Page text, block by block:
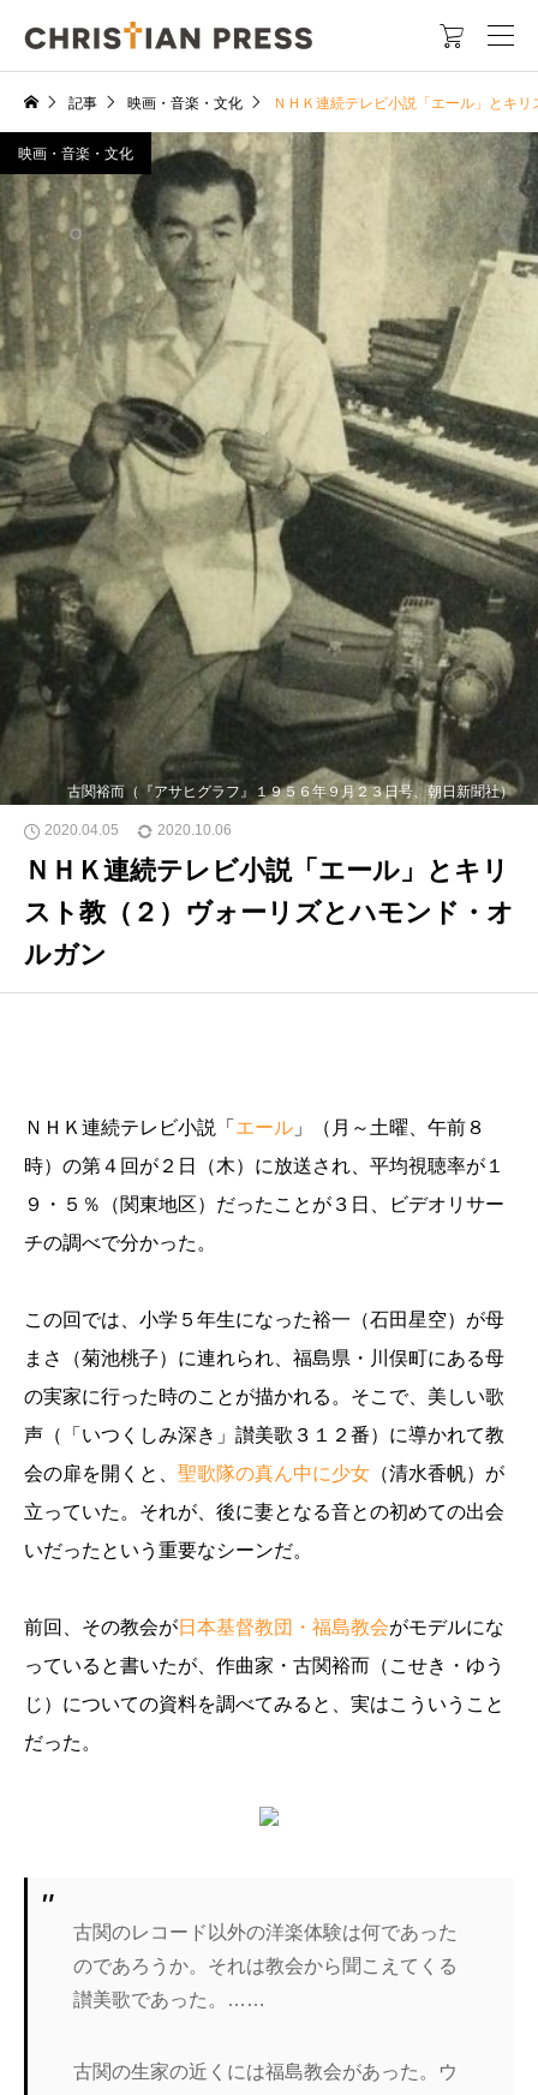

記事 映画・音楽・文化 ＮＨＫ連続テレビ小説「エール」とキ
古関裕而（『アサヒグラフ』１９５６年９月２３日号、朝日新聞社）
映画・音楽・文化
2020.04.05 2020.10.06
ＮＨＫ連続テレビ小説「エール」とキリ
スト教（２）ヴォーリズとハモンド・オ
ルガン
ＮＨＫ連続テレビ小説「 エール 」（月～土曜、午前８
時）の第４回が２日（木）に放送され、平均視聴率が１
９・５％（関東地区）だったことが３日、ビデオリサー
チの調べで分かった。
この回では、小学５年生になった裕一（石田星空）が母
まさ（菊池桃子）に連れられ、福島県・川俣町にある母
の実家に行った時のことが描かれる。そこで、美しい歌
声（「いつくしみ深き」讃美歌３１２番）に導かれて教
会の扉を開くと、 聖歌隊の真ん中に少女 （清水香帆）が
立っていた。それが、後に妻となる音との初めての出会
いだったという重要なシーンだ。
前回、その教会が日本基督教団・福島教会がモデルにな
っていると書いたが、作曲家・古関裕而（こせき・ゆう
じ）についての資料を調べてみると、実はこういうこと
だった。
古関のレコード以外の洋楽体験は何であった
のであろうか。それは教会から聞こえてくる
讃美歌であった。……
古関の生家の近くには福島教会があった。ウ